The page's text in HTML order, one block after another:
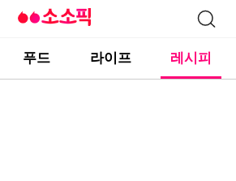
푸드 라이프 레시피